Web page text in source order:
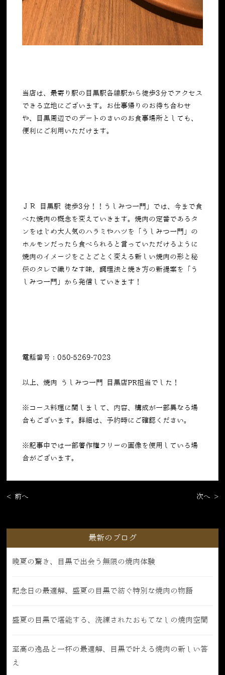
当店は、最寄り駅の目黒駅各線駅から徒歩3分でアクセス
できる立地にございます。お仕事帰りのお待ち合わせ
や、目黒周辺でのデートのさいのお食事場所としても、
便利にご利用いただけます。
ＪＲ 目黒駅 徒歩3分！！うしみつ一門」では、今まで食
べた焼肉の概念を変えていきます。焼肉の定番であるタ
ンをはじめ大人気のハラミやハツを「うしみつ一門」の
ホルモンだったら食べられると言っていただけるように
焼肉のイメージをことごとく変える新しい焼肉の形と秘
伝のタレで織りなす味，調理法と焼き方の新提案を「う
しみつ一門」から発信していきます！
電話番号：050-5269-7023
以上、焼肉 うしみつ一門 目黒店PR担当でした！
※コース料理に関しまして、内容、構成が一部異なる場
合もございます。詳細は、予約時にご確認ください。
※記事中では一部著作権フリーの画像を使用している場
合がございます。
< 前へ 次へ >
最新のブログ
晩夏の驚き、目黒で出会う無限の焼肉体験
記念日の最適解、盛夏の目黒で紡ぐ特別な焼肉の物語
盛夏の目黒で堪能する、洗練されたおもてなしの焼肉空間
至高の逸品と一杯の最適解、目黒で叶える焼肉の新しい答
え